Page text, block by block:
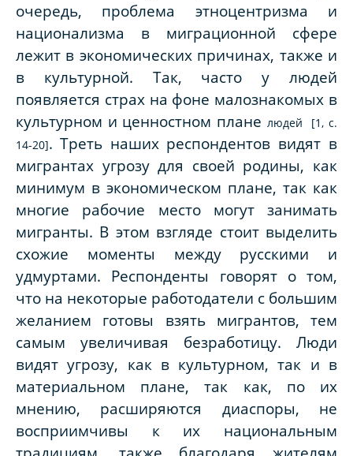
очередь, проблема этноцентризма и
национализма в миграционной сфере
лежит в экономических причинах, также и
в культурной. Так, часто у людей
появляется страх на фоне малознакомых в
культурном и ценностном плане людей [1, с.
14-20]. Треть наших респондентов видят в
мигрантах угрозу для своей родины, как
минимум в экономическом плане, так как
многие рабочие место могут занимать
мигранты. В этом взгляде стоит выделить
схожие моменты между русскими и
удмуртами. Респонденты говорят о том,
что на некоторые работодатели с большим
желанием готовы взять мигрантов, тем
самым увеличивая безработицу. Люди
видят угрозу, как в культурном, так и в
материальном плане, так как, по их
мнению, расширяются диаспоры, не
восприимчивы к их национальным